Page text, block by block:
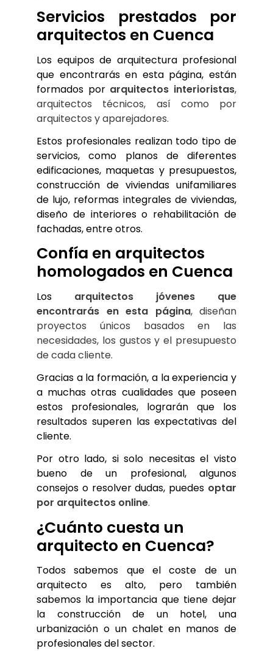
Servicios prestados por
arquitectos en Cuenca
Los equipos de arquitectura profesional
que encontrarás en esta página, están
formados por arquitectos interioristas,
arquitectos técnicos, así como por
arquitectos y aparejadores.
Estos profesionales realizan todo tipo de
servicios, como planos de diferentes
edificaciones, maquetas y presupuestos,
construcción de viviendas unifamiliares
de lujo, reformas integrales de viviendas,
diseño de interiores o rehabilitación de
fachadas, entre otros.
Confía en arquitectos
homologados en Cuenca
Los arquitectos jóvenes que
encontrarás en esta página, diseñan
proyectos únicos basados en las
necesidades, los gustos y el presupuesto
de cada cliente.
Gracias a la formación, a la experiencia y
a muchas otras cualidades que poseen
estos profesionales, lograrán que los
resultados superen las expectativas del
cliente.
Por otro lado, si solo necesitas el visto
bueno de un profesional, algunos
consejos o resolver dudas, puedes optar
por arquitectos online.
¿Cuánto cuesta un
arquitecto en Cuenca?
Todos sabemos que el coste de un
arquitecto es alto, pero también
sabemos la importancia que tiene dejar
la construcción de un hotel, una
urbanización o un chalet en manos de
profesionales del sector.